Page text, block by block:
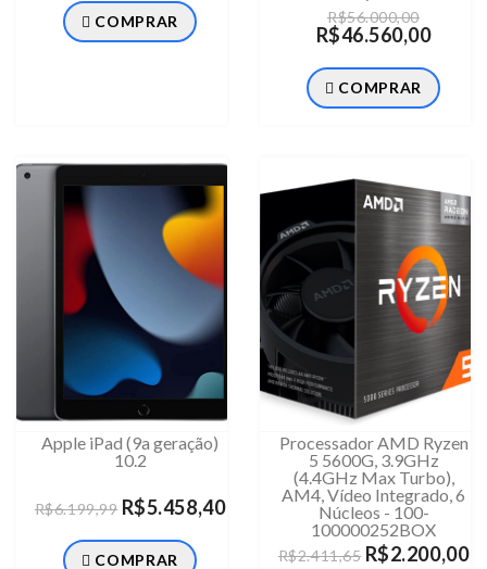
COMPRAR R$56.000,00
R$46.560,00
COMPRAR
Apple iPad (9a geração)
10.2
R$6.199,99 R$5.458,40
COMPRAR
Processador AMD Ryzen
5 5600G, 3.9GHz
(4.4GHz Max Turbo),
AM4, Vídeo Integrado, 6
Núcleos - 100-
100000252BOX
R$2.411,65 R$2.200,00